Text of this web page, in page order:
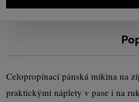
Celopropínací pánská mikina na
praktickými náplety v pase i na